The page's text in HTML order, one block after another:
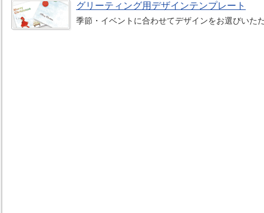
グリーティング用デザインテンプレート
季節・イベントに合わせてデザインをお選びいた